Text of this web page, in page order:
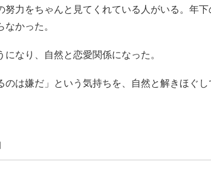
力をちゃんと見てくれている人がいる。年下
かった。
なり、自然と恋愛関係になった。
は嫌だ」という気持ちを、自然と解きほぐし